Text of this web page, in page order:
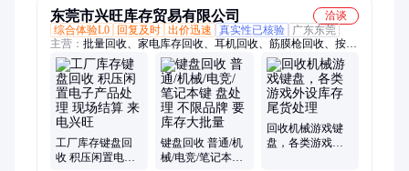
东莞市兴旺库存贸易有限公司
洽谈
综合体验L0
回复及时 出价迅速 真实性已核验
广东东莞
主营： 批量回收、家电库存回收、耳机回收、筋膜枪回收、按摩
仪回收、榨汁机回收、保温杯回收、风扇回收、投影仪回收、吸
尘器回收、电饭煲回收、服装库存回收、加湿器回收、迪士尼库
存回收、鼠标键盘回收、咖啡机回收、3C数码回收、工厂尾货回
收、电商尾货回收、库存尾货
工厂库存键盘回
收 积压闲置电子
键盘回收 普通/机
械/电竞/笔记本键
回收机械游戏键
盘，各类游戏外